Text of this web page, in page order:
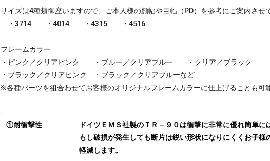
サイズは4種類御座いますので、ご本人様の顔幅や目幅（PD）を参考にご案内させ
・3714 ・4014 ・4315 ・4516
フレームカラー
・ピンク／クリアピンク ・ブルー／クリアブルー ・クリア／ブラック
・ブラック／クリアピンク ・ブラック／クリアブルーなど
※各種パーツを組合わせてお客様のオリジナルフレームカラーに仕上げることも可
①耐衝撃性
ドイツＥＭＳ社製のＴＲ－９０は衝撃に非常に優れ簡単に
もし破損が発生しても断片は鋭い形状になりにくくお子様
軽減します。